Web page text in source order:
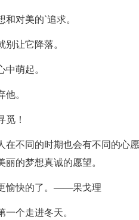
对美的`追求。
让它降落。
萌起。
。
觅！
在不同的时期也会有不同的心
的梦想真诚的愿望。
愉快的了。——果戈理
个走进冬天。